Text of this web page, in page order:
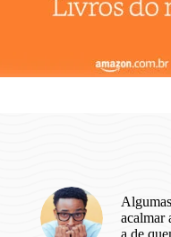
acalmar
a de